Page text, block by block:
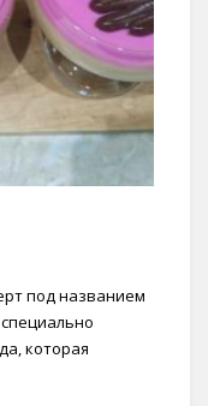
под названием
которая